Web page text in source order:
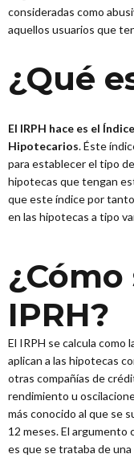
consideradas como
aquellos usuarios que
¿Qué
El IRPH hace es el
Hipotecarios. Éste
para establecer el tipo
hipotecas que tengan
que este índice por
en las hipotecas a tipo
IPRH?
El IRPH se calcula como
aplican a las hipotecas
otras compañías de
rendimiento u
más conocido al que se
12 meses. El argumento
es que se trataba de